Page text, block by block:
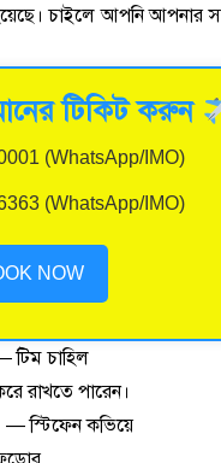
চাইলে আপনি
টিকিট করুন
(WhatsApp/IMO)
(WhatsApp/IMO)
NOW
টিম চাহিল
রাখতে পারেন।
— স্টিফেন কভিয়ে